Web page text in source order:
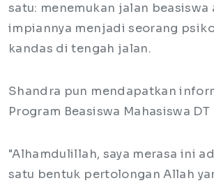
satu: menemukan jalan beasiswa
impiannya menjadi seorang
kandas di tengah jalan.
Shandra pun mendapatkan
Program Beasiswa Mahasiswa DT
"Alhamdulillah, saya merasa ini
satu bentuk pertolongan Allah